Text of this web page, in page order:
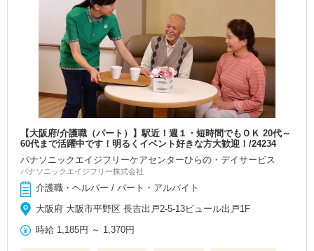
【大阪府/介護職（パート）】駅近！週１・短時間でもＯＫ 20代～
60代まで活躍中です！明るくイベント好きな方大歓迎！/24234
パナソニックエイジフリーケアセンターひらの・デイサービス
パナソニックエイジフリー株式会社
介護職・ヘルパー / パート・アルバイト
大阪府 大阪市平野区 長吉出戸2-5-13ピュール出戸1F
時給 1,185円 ～ 1,370円